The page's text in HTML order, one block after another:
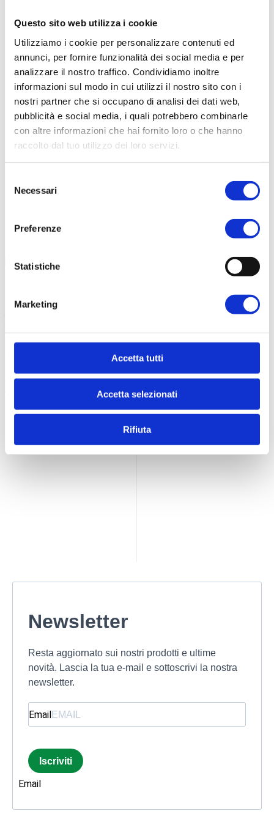
Questo sito web utilizza i cookie
Utilizziamo i cookie per personalizzare contenuti ed
annunci, per fornire funzionalità dei social media e per
analizzare il nostro traffico. Condividiamo inoltre
informazioni sul modo in cui utilizzi il nostro sito con i
nostri partner che si occupano di analisi dei dati web,
pubblicità e social media, i quali potrebbero combinarle
con altre informazioni che hai fornito loro o che hanno
raccolto dal tuo utilizzo dei loro servizi.
delNecessari
Preferenze
Statistiche
Marketing
Accetta tutti
Accetta selezionati
Rifiuta
Scarica il catalogo
Scarica Valori Nutrizionali
Contattaci
Calcolatore peso ideale
Logistica Food s.r.l.
Viale S. Tinozzi, 17
65024 Manoppello (PE) - IT
+39 085 8561895
Newsletter
Resta aggiornato sui nostri prodotti e ultime
novità. Lascia la tua e-mail e sottoscrivi la nostra
newsletter.
Email
Iscriviti
Email